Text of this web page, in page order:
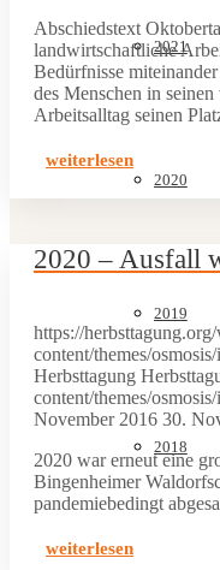
2021
2020
2019
2018
Abschiedstext
landwirtschaftliche
Bedürfnisse
des Menschen in
Arbeitsalltag seinen
weiterlesen
2020 – Ausfall
https://
content/themes/
Herbsttagung
content/themes/
November 2016 30.
2020 war erneut eine
Bingenheimer
pandemiebedingt
weiterlesen